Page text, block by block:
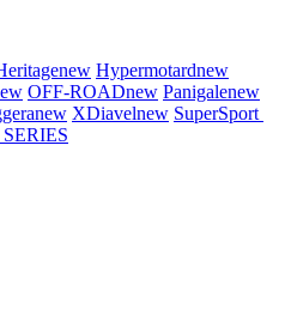
new Hypermotardnew
OFF-ROADnew Panigalenew
new XDiavelnew SuperSport